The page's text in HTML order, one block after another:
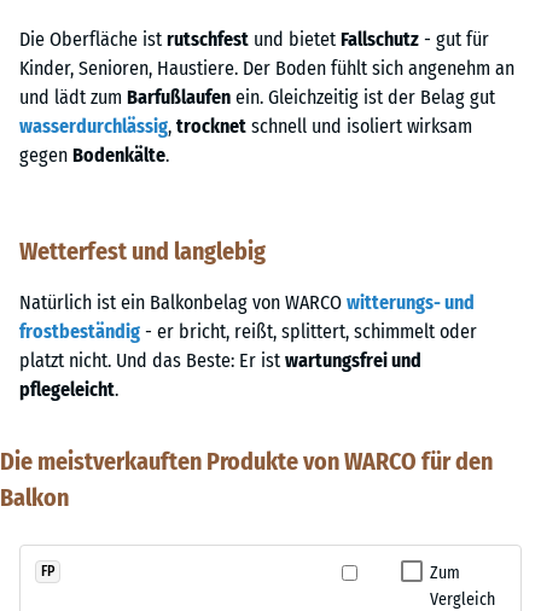
Die Oberfläche ist rutschfest und bietet Fallschutz - gut für
Kinder, Senioren, Haustiere. Der Boden fühlt sich angenehm an
und lädt zum Barfußlaufen ein. Gleichzeitig ist der Belag gut
wasserdurchlässig, trocknet schnell und isoliert wirksam
gegen Bodenkälte.
Wetterfest und langlebig
Natürlich ist ein Balkonbelag von WARCO witterungs- und
frostbeständig - er bricht, reißt, splittert, schimmelt oder
platzt nicht. Und das Beste: Er ist wartungsfrei und
pflegeleicht.
Die meistverkauften Produkte von WARCO für den
Balkon
Zum
Vergleich
FP